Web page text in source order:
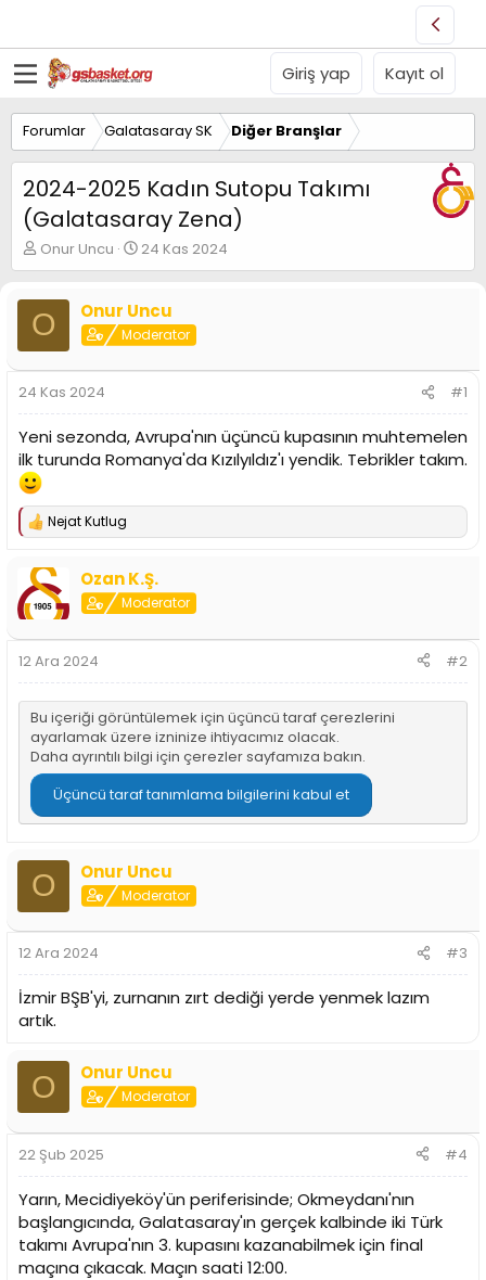
Giriş yap Kayıt ol
Forumlar Galatasaray SK Diğer Branşlar
2024-2025 Kadın Sutopu Takımı
(Galatasaray Zena)
K
o
u
B
a
ş
a
t
a
n
Onur Uncu
B
a
l
a
n
g
a
r
h
24 Kas 2024
O Onur Uncu
Moderator
24 Kas 2024 #1
Yeni sezonda, Avrupa'nın üçüncü kupasının muhtemelen
ilk turunda Romanya'da Kızılyıldız'ı yendik. Tebrikler takım.
T
p
k
i
l
:
Nejat Kutlug
Ozan K.Ş.
Moderator
12 Ara 2024 #2
Bu içeriği görüntülemek için üçüncü taraf çerezlerini
ayarlamak üzere izninize ihtiyacımız olacak.
Daha ayrıntılı bilgi için çerezler sayfamıza bakın.
Üçüncü taraf tanımlama bilgilerini kabul et
O Onur Uncu
Moderator
12 Ara 2024 #3
İzmir BŞB'yi, zurnanın zırt dediği yerde yenmek lazım
artık.
O Onur Uncu
Moderator
22 Şub 2025 #4
Yarın, Mecidiyeköy'ün periferisinde; Okmeydanı'nın
başlangıcında, Galatasaray'ın gerçek kalbinde iki Türk
takımı Avrupa'nın 3. kupasını kazanabilmek için final
maçına çıkacak. Maçın saati 12:00.